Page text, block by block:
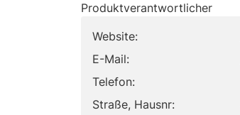
Produktverantwortlicher
Website:
E-Mail:
Telefon:
Straße, Hausnr: